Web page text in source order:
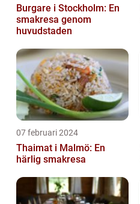
Burgare i Stockholm: En
smakresa genom
huvudstaden
07 februari 2024
Thaimat i Malmö: En
härlig smakresa